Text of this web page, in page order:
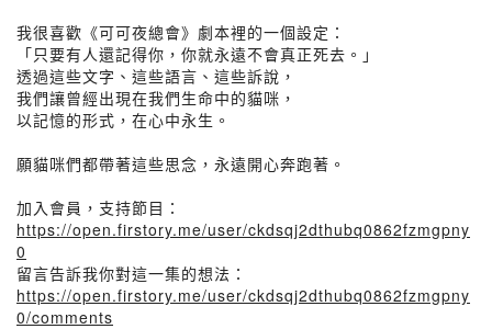
我很喜歡《可可夜總會》劇本裡的一個設定：
「只要有人還記得你，你就永遠不會真正死去。」
透過這些文字、這些語言、這些訴說，
我們讓曾經出現在我們生命中的貓咪，
以記憶的形式，在心中永生。
願貓咪們都帶著這些思念，永遠開心奔跑著。
加入會員，支持節目：
https://open.firstory.me/user/ckdsqj2dthubq0862fzmgpny
0
留言告訴我你對這一集的想法：
https://open.firstory.me/user/ckdsqj2dthubq0862fzmgpny
0/comments